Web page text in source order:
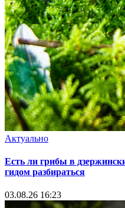
Актуально
Есть ли грибы в
гидом разбираться
03.08.26 16:23